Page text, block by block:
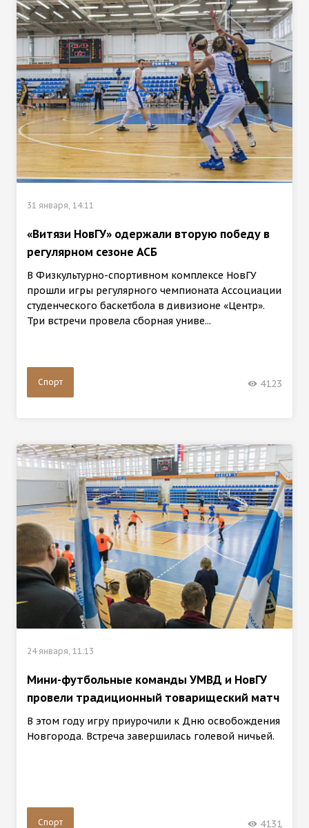
31 января, 14:11
«Витязи НовГУ» одержали вторую победу в
регулярном сезоне АСБ
В Физкультурно-спортивном комплексе НовГУ
прошли игры регулярного чемпионата Ассоциации
студенческого баскетбола в дивизионе «Центр».
Три встречи провела сборная униве...
Спорт 4123
24 января, 11:13
Мини-футбольные команды УМВД и НовГУ
провели традиционный товарищеский матч
В этом году игру приурочили к Дню освобождения
Новгорода. Встреча завершилась голевой ничьей.
Спорт 4131